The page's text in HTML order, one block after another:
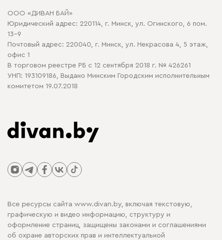
Политика конфиденциальности
Политика в отношении обработки cookie
ООО «ДИВАН БАЙ»
Юридический адрес: 220114, г. Минск, ул. Огинского, 6 пом.
13-9
Почтовый адрес: 220040, г. Минск, ул. Некрасова 4, 5 этаж,
офис 1
В торговом реестре РБ с 12 сентября 2018 г. № 426261
УНП: 193109186, Выдано Минским Городским исполнительным
комитетом 19.07.2018
Все ресурсы сайта www.divan.by, включая текстовую,
графическую и видео информацию, структуру и
оформление страниц, защищены законами и соглашениями
об охране авторских прав и интеллектуальной